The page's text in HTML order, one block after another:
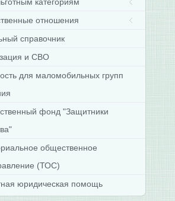
отношения
справочник
и СВО
для маломобильных групп
фонд "Защитники
общественное
(ТОС)
юридическая помощь